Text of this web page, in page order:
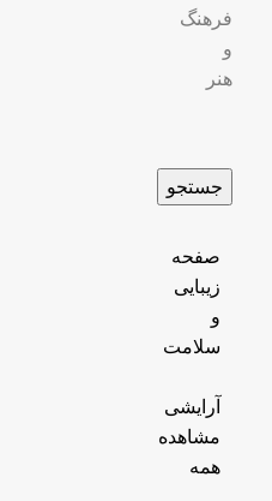
فرهنگ
و
هنر
جستجو
صفحه
زیبایی
و
سلامت
آرایشی
مشاهده
همه